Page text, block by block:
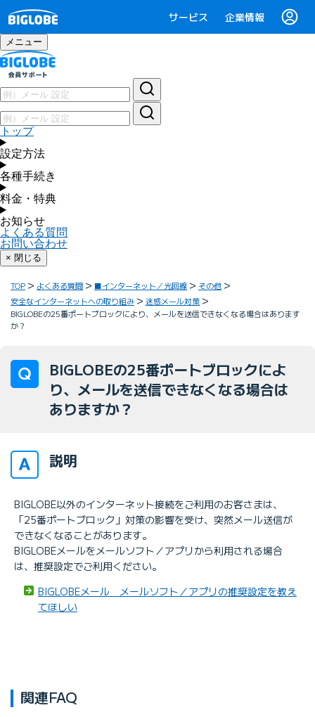
サービス 企業情報
メニュー
トップ
設定方法
各種手続き
料金・特典
お知らせ
よくある質問
お問い合わせ
× 閉じる
TOP よくある質問 ■インターネット／光回線
その他
安全なインターネットへの取り組み
迷惑メール対策
BIGLOBEの25番ポートブロックにより、メールを送信できなくなる場合はあります
か？
BIGLOBEの25番ポートブロックによ
り、メールを送信できなくなる場合は
ありますか？
説明
BIGLOBE以外のインターネット接続をご利用のお客さまは、
「25番ポートブロック」対策の影響を受け、突然メール送信が
できなくなることがあります。
BIGLOBEメールをメールソフト／アプリから利用される場合
は、推奨設定でご利用ください。
BIGLOBEメール メールソフト／アプリの推奨設定を教え
てほしい
関連FAQ